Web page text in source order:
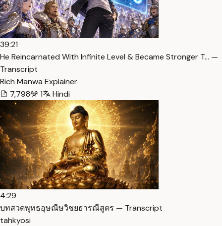
39:21
He Reincarnated With Infinite Level & Became Stronger T… —
Transcript
Rich Manwa Explainer
7,798
1 Hindi
4:29
บทสวดพุทธอุษณีษวิชยธารณีสูตร — Transcript
tahkyosi